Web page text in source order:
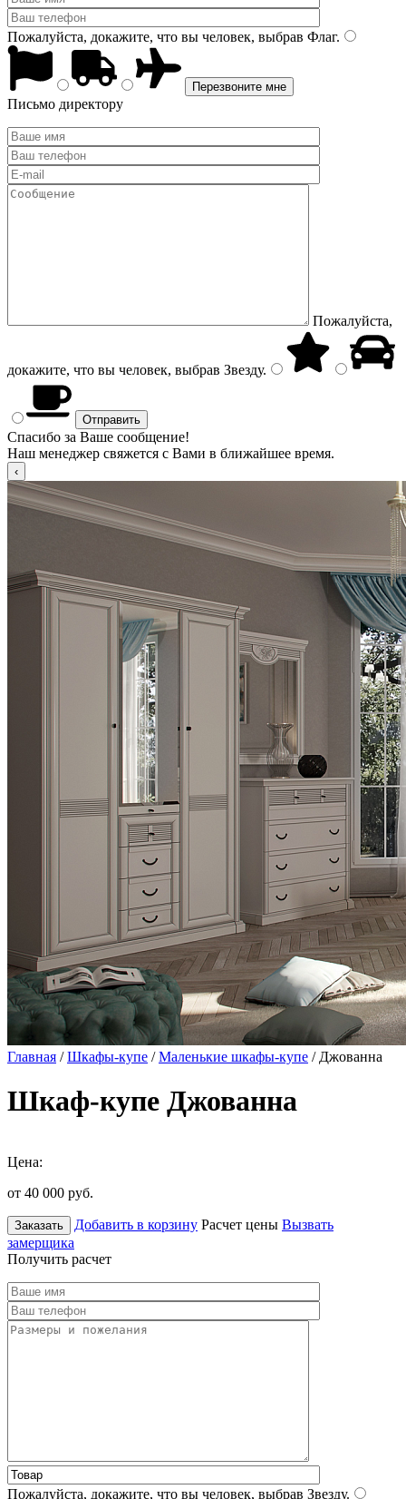
Пожалуйста, докажите, что вы человек, выбрав Флаг.
Письмо директору
Пожалуйста,
докажите, что вы человек, выбрав Звезду.
Спасибо за Ваше сообщение!
Наш менеджер свяжется с Вами в ближайшее время.
Главная /Шкафы-купе /Маленькие шкафы-купе / Джованна
Шкаф-купе Джованна
Цена:
от 40 000 руб.
Заказать Добавить в корзину Расчет цены Вызвать
замерщика
Получить расчет
Пожалуйста, докажите, что вы человек, выбрав Звезду.